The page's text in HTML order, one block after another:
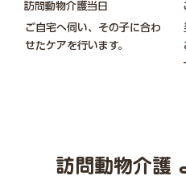
訪問動物介護当日
ご自宅へ伺い、その子に合わ
せたケアを行います。
訪問動物介護